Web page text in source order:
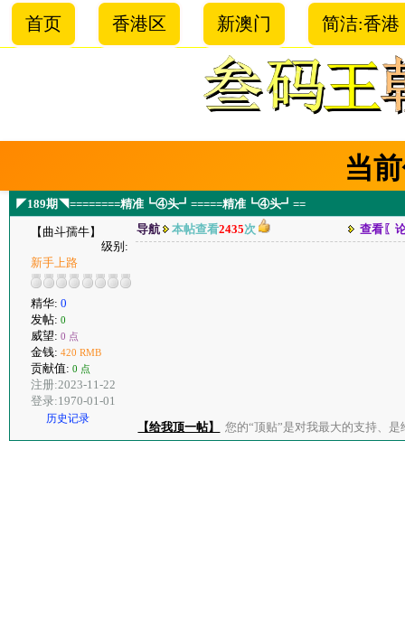
首页 香港区 新澳门 简洁:香港
当
◤189期◥========精准┗④头┛=====精准┗④头┛==
【曲斗孺牛】
级别:
新手上路
精华: 0
发帖: 0
威望: 0 点
金钱: 420 RMB
贡献值: 0 点
注册:2023-11-22
登录:1970-01-01
历史记录
导航 本帖查看2435次 查看〖
【给我顶一帖】 您的“顶贴”是对我最大的支持、